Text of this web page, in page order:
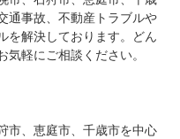
通事故、不動産トラブルや
を解決しております。どん
軽にご相談ください。
市、恵庭市、千歳市を中心